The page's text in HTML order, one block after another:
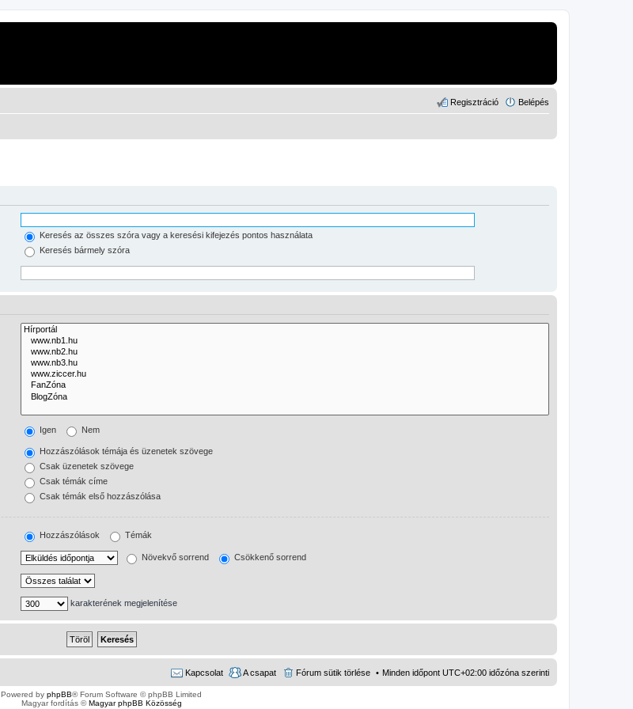
Belépés
Regisztráció
Keresés az összes szóra vagy a keresési kifejezés pontos használata
Keresés bármely szóra
Igen Nem
Hozzászólások témája és üzenetek szövege
Csak üzenetek szövege
Csak témák címe
Csak témák első hozzászólása
Hozzászólások Témák
Növekvő sorrend Csökkenő sorrend
karakterének megjelenítése
Minden időpont UTC+02:00 időzóna szerinti
Fórum sütik törlése
A csapat
Kapcsolat
Powered by phpBB® Forum Software © phpBB Limited
Magyar fordítás ©Magyar phpBB Közösség